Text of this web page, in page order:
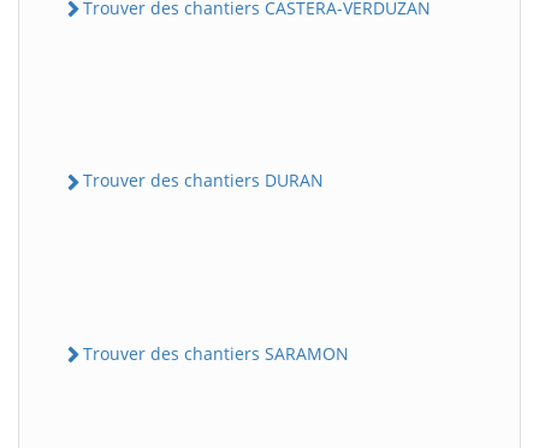
Trouver des chantiers CASTERA-VERDUZAN
Trouver des chantiers DURAN
Trouver des chantiers SARAMON